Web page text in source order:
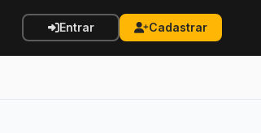
Entrar Cadastrar